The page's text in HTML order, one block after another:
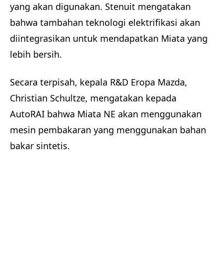
yang akan digunakan. Stenuit mengatakan
bahwa tambahan teknologi elektrifikasi akan
diintegrasikan untuk mendapatkan Miata yang
lebih bersih.
Secara terpisah, kepala R&D Eropa Mazda,
Christian Schultze, mengatakan kepada
AutoRAI bahwa Miata NE akan menggunakan
mesin pembakaran yang menggunakan bahan
bakar sintetis.